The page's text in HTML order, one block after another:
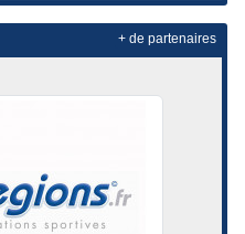
+ de partenaires